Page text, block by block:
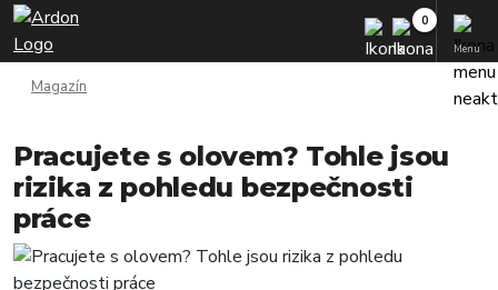
Menu
Magazín
Pracujete s olovem? Tohle jsou
rizika z pohledu bezpečnosti
práce